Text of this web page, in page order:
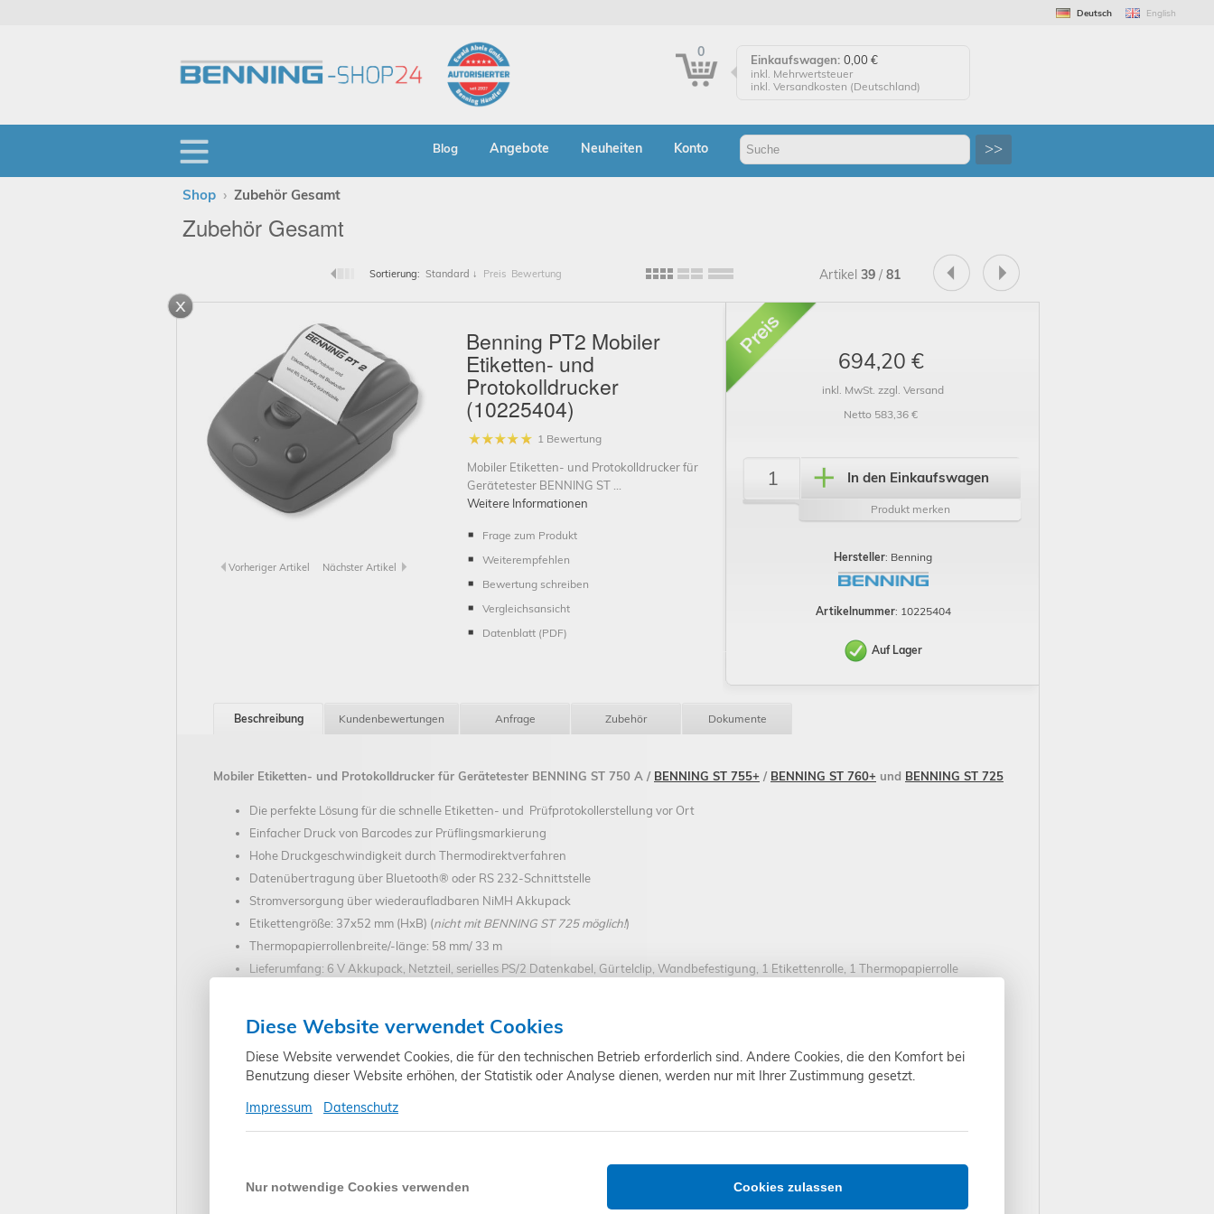
Deutsch English
Einkaufswagen: 0,00 €
inkl. Mehrwertsteuer
inkl. Versandkosten (Deutschland)
Zur Kasse
Auf Wiedersehen!
0
>>
Konto
Neuheiten
Angebote
Blog
Shop › Zubehör Gesamt
Zubehör Gesamt
Sortierung: Standard ↓ Preis Bewertung Artikel 39 / 81
Vorheriger Artikel Nächster Artikel
Benning PT2 Mobiler
Etiketten- und
Protokolldrucker
(10225404)
1 Bewertung
Mobiler Etiketten- und Protokolldrucker für
Gerätetester BENNING ST ...
Weitere Informationen
Frage zum Produkt
Weiterempfehlen
Bewertung schreiben
Vergleichsansicht
Datenblatt (PDF)
694,20 €
inkl. MwSt. zzgl. Versand
Netto 583,36 €
In den Einkaufswagen
Produkt merken
Hersteller: Benning
Artikelnummer: 10225404
Auf Lager
Beschreibung Kundenbewertungen Anfrage Zubehör Dokumente
Mobiler Etiketten- und Protokolldrucker für Gerätetester BENNING ST 750 A / BENNING ST 755+ / BENNING ST 760+ und BENNING ST 725
Die perfekte Lösung für die schnelle Etiketten- und Prüfprotokollerstellung vor Ort
Einfacher Druck von Barcodes zur Prüflingsmarkierung
Hohe Druckgeschwindigkeit durch Thermodirektverfahren
Datenübertragung über Bluetooth® oder RS 232-Schnittstelle
Stromversorgung über wiederaufladbaren NiMH Akkupack
Etikettengröße: 37x52 mm (HxB) (nicht mit BENNING ST 725 möglich!)
Thermopapierrollenbreite/-länge: 58 mm/ 33 m
Lieferumfang: 6 V Akkupack, Netzteil, serielles PS/2 Datenkabel, Gürtelclip, Wandbefestigung, 1 Etikettenrolle, 1 Thermopapierrolle
Etikettenrollenfür BENNING PT2 (Art. 10225408 ) (nicht mit BENNING ST 725 möglich!
Thermopapierrollenfür BENNING PT2 (Art.-Nr. 10225407)
x
Diese Website verwendet Cookies
Diese Website verwendet Cookies, die für den technischen Betrieb erforderlich sind. Andere Cookies, die den Komfort bei
Benutzung dieser Website erhöhen, der Statistik oder Analyse dienen, werden nur mit Ihrer Zustimmung gesetzt.
Impressum
Datenschutz
Nur notwendige Cookies verwenden Cookies zulassen